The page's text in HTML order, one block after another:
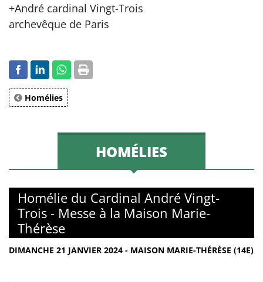
+André cardinal Vingt-Trois
archevêque de Paris
Homélies
HOMÉLIES
Homélie du Cardinal André Vingt-
Trois - Messe à la Maison Marie-
Thérèse
DIMANCHE 21 JANVIER 2024 - MAISON MARIE-THÉRÈSE (14E)